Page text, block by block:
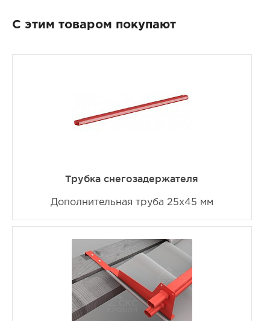
С этим товаром покупают
Трубка снегозадержателя
Дополнительная труба 25х45 мм